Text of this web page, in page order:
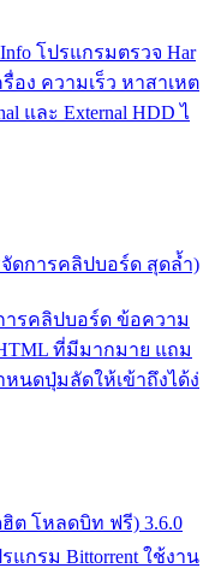
โปรแกรมตรวจ Har
อง ความเร็ว หาสาเหต
และ External HDD ไ
จัดการคลิปบอร์ด สุดล้ำ)
ารคลิปบอร์ด ข้อความ
ที่มีมากมาย แถม
หนดปุ่มลัดให้เข้าถึงได้ง่
ฮิต โหลดบิท ฟรี) 3.6.0
แกรม Bittorrent ใช้งาน